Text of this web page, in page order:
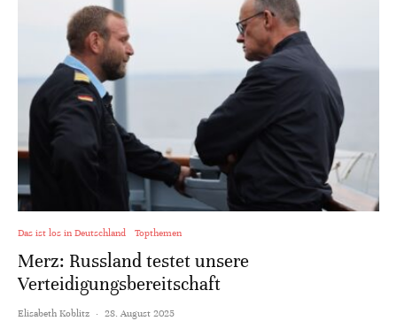
Das ist los in Deutschland Topthemen
Merz: Russland testet unsere
Verteidigungsbereitschaft
Elisabeth Koblitz · 28. August 2025